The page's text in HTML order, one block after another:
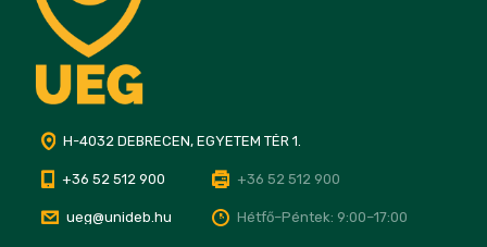
H-4032 DEBRECEN, EGYETEM TÉR 1.
+36 52 512 900 +36 52 512 900
ueg@unideb.hu Hétfő–Péntek: 9:00–17:00